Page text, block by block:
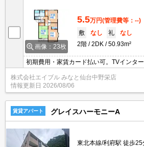
画像：23枚
5.5万円(管理費等：--)
敷
なし 礼
なし
2階
2DK 50.93m²
初期費用・家賃カード払い可。TVインタ
部屋。クローゼット付。追焚給湯。日当
境！。引越指定業者あり。閑静な住宅街
00円/月。
株式会社エイブル みなと仙台中野栄店
情報更新日 2026/08/06
賃貸アパート グレイスハーモニーA
東北本線/利府駅 徒歩25